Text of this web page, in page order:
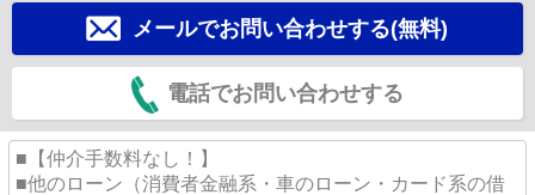
メールでお問い合わせする(無料)
電話でお問い合わせする
■【仲介手数料なし！】
■他のローン（消費者金融系・車のローン・カード系の借